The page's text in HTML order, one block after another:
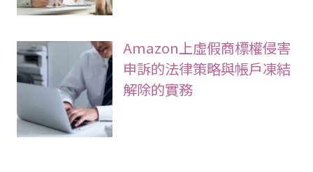
Amazon上虛假商標權侵害
申訴的法律策略與帳戶凍結
解除的實務